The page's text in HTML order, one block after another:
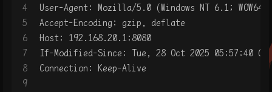
4
5
6
7
8
9
User-Agent: Mozilla/5.0 (Windows NT 6.1;
Accept-Encoding: gzip, deflate
Host: 192.168.20.1:8080
If-Modified-Since: Tue, 28 Oct 2025 05:57:40
Connection: Keep-Alive